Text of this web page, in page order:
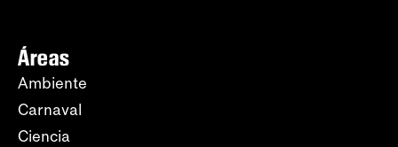
Áreas
Ambiente
Carnaval
Ciencia